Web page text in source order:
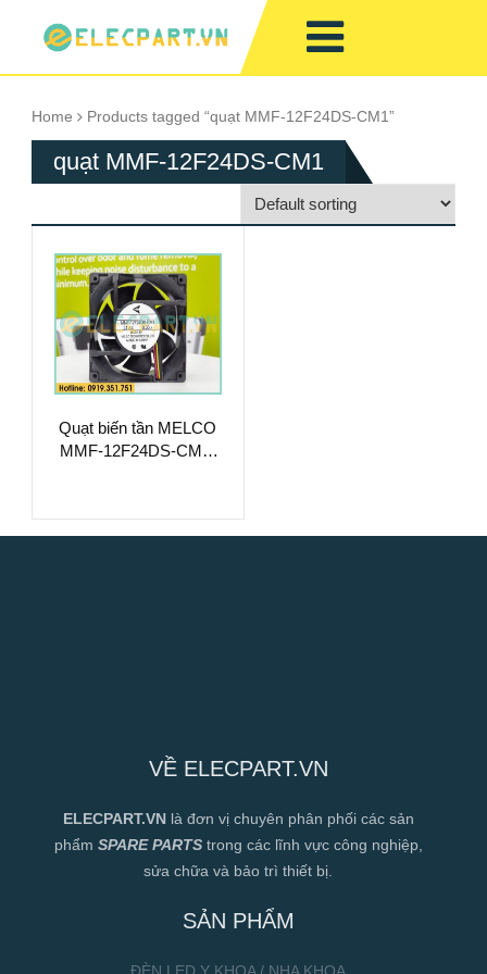
Home Products tagged “quạt MMF-12F24DS-CM1”
quạt MMF-12F24DS-CM1
Quạt biến tần MELCO
MMF-12F24DS-CM1,
VỀ ELECPART.VN
ELECPART.VN là đơn vị chuyên phân phối các sản
phẩm SPARE PARTStrong các lĩnh vực công nghiệp,
sửa chữa và bảo trì thiết bị.
SẢN PHẨM
ĐÈN LED Y KHOA / NHA KHOA